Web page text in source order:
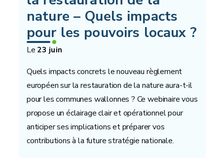
nature – Quels impacts
pour les pouvoirs locaux ?
Le 23 juin
Quels impacts concrets le nouveau règlement
européen sur la restauration de la nature aura-t-il
pour les communes wallonnes ? Ce webinaire vous
propose un éclairage clair et opérationnel pour
anticiper ses implications et préparer vos
contributions à la future stratégie nationale.